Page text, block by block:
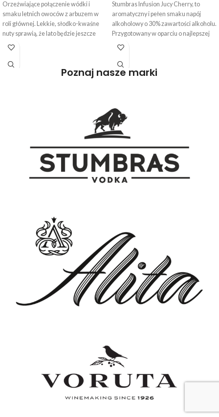
Orzeźwiające połączenie wódki i
smaku letnich owoców z arbuzem w
roli głównej. Lekkie, słodko-kwaśne
nuty sprawią, że lato będzie jeszcze
przyjemniejsze.
Stumbras Infusion Jucy Cherry, to
aromatyczny i pełen smaku napój
alkoholowy o 30% zawartości alkoholu.
Przygotowany w oparciu o najlepszej
jakości, doskonale znaną wódkę
wiśniowym, aby stworzyć wierny
naturze smak. Słodki lecz orzeźwiający
napoju o brązowawym odcieniu
przypomina kolor dojrzałych i pełnych
smaku owoców.
Poznaj nasze marki